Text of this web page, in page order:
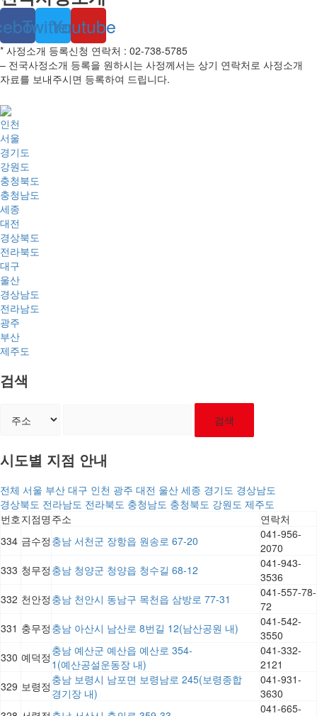
TwitterYoutube
* 사정소개 등록신청 연락처 : 02-738-5785
– 전국사정소개 등록을 원하시는 사정께서는 상기 연락처로 사정소개
자료를 보내주시면 등록하여 드립니다.
인천
서울
경기도
강원도
충청북도
충청남도
세종
대전
경상북도
전라북도
대구
울산
경상남도
전라남도
광주
부산
제주도
검색
검색
시도별 지점 안내
전체 서울 부산 대구 인천 광주 대전 울산 세종 경기도 경상남도
경상북도 전라남도 전라북도 충청남도 충청북도 강원도 제주도
번호지점명 주소
연락처
334 금수정 충남 서천군 장항읍 원송로 67-20
041-956-
2070
333 청무정 충남 청양군 청양읍 청수길 68-12
041-943-
3536
332 천안정 충남 천안시 동남구 목천읍 삼방로 77-31
041-557-78-
72
331 충무정 충남 아산시 남산로 8번길 12(남산공원 내)
041-542-
3550
330 예덕정 충남 예산군 예산읍 예산로 354-
1(예산공설운동장 내)
041-332-
2121
329 보령정 충남 보령시 남포면 보령남로 245(보령종합
경기장 내)
041-931-
3630
041-665-